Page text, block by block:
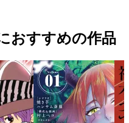
おすすめの作品